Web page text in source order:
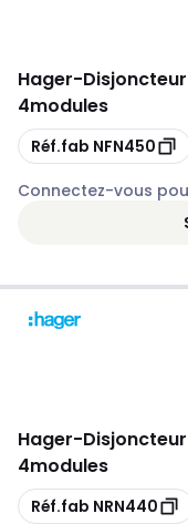
Hager-
4modules
Copie
Réf.fab NFN450
Connectez-vous
Hager-
4modules
Copie
Réf.fab NRN440